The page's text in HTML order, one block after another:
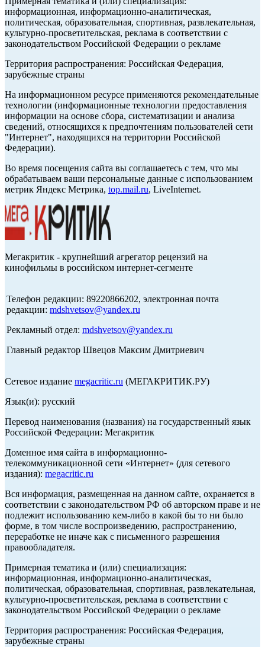
информационная, информационно-аналитическая,
политическая, образовательная, спортивная, развлекательная,
культурно-просветительская, реклама в соответствии с
законодательством Российской Федерации о рекламе
Территория распространения: Российская Федерация,
зарубежные страны
На информационном ресурсе применяются рекомендательные
технологии (информационные технологии предоставления
информации на основе сбора, систематизации и анализа
сведений, относящихся к предпочтениям пользователей сети
"Интернет", находящихся на территории Российской
Федерации).
Во время посещения сайта вы соглашаетесь с тем, что мы
обрабатываем ваши персональные данные с использованием
метрик Яндекс Метрика, top.mail.ru, LiveInternet.
Мегакритик - крупнейший агрегатор рецензий на
кинофильмы в российском интернет-сегменте
Телефон редакции: 89220866202, электронная почта
редакции: mdshvetsov@yandex.ru
Рекламный отдел: mdshvetsov@yandex.ru
Главный редактор Швецов Максим Дмитриевич
Сетевое издание megacritic.ru (МЕГАКРИТИК.РУ)
Язык(и): русский
Перевод наименования (названия) на государственный язык
Российской Федерации: Мегакритик
Доменное имя сайта в информационно-
телекоммуникационной сети «Интернет» (для сетевого
издания): megacritic.ru
Вся информация, размещенная на данном сайте, охраняется в
соответствии с законодательством РФ об авторском праве и не
подлежит использованию кем-либо в какой бы то ни было
форме, в том числе воспроизведению, распространению,
переработке не иначе как с письменного разрешения
правообладателя.
Примерная тематика и (или) специализация:
информационная, информационно-аналитическая,
политическая, образовательная, спортивная, развлекательная,
культурно-просветительская, реклама в соответствии с
законодательством Российской Федерации о рекламе
Территория распространения: Российская Федерация,
зарубежные страны